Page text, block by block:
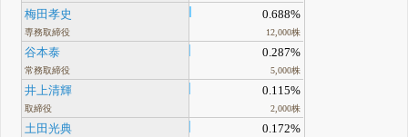
梅田孝史
専務取締役
0.688%
12,000株
谷本泰
常務取締役
0.287%
5,000株
井上清輝
取締役
0.115%
2,000株
土田光典 0.172%